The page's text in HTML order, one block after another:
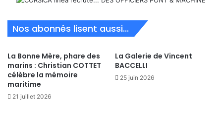
Nos abonnés lisent aussi...
La Bonne Mère, phare des
marins : Christian COTTET
célèbre la mémoire
maritime
21 juillet 2026
La Galerie de Vincent
BACCELLI
25 juin 2026